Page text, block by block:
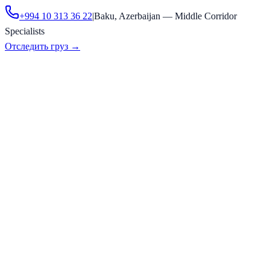
+994 10 313 36 22|Baku, Azerbaijan — Middle Corridor
Specialists
Отследить груз →